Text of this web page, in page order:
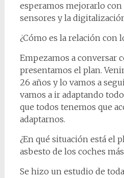
esperamos mejorarlo
sensores y la
¿Cómo es la relación con
Empezamos a conversar
presentamos el plan.
26 años y lo vamos a
vamos a ir adaptando
que todos tenemos que
adaptarnos.
¿En qué situación está el
asbesto de los coches
Se hizo un estudio de